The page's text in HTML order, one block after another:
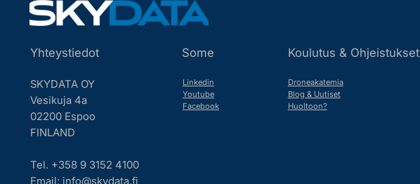
Yhteystiedot
SKYDATA OY
Vesikuja 4a
02200 Espoo
FINLAND
Tel. +358 9 3152 4100
Email: info@skydata.fi
Some
Linkedin
Youtube
Facebook
Koulutus & Ohjeistukset
Droneakatemia
Blog & Uutiset
Huoltoon?